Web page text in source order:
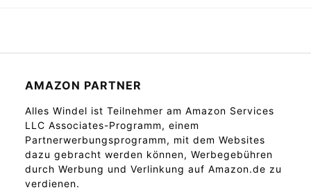
AMAZON PARTNER
Alles Windel ist Teilnehmer am Amazon Services
LLC Associates-Programm, einem
Partnerwerbungsprogramm, mit dem Websites
dazu gebracht werden können, Werbegebühren
durch Werbung und Verlinkung auf Amazon.de zu
verdienen.